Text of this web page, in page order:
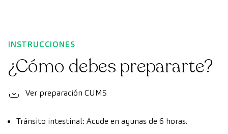
INSTRUCCIONES
¿Cómo debes prepararte?
Ver preparación CUMS
Tránsito intestinal: Acude en ayunas de 6 horas.